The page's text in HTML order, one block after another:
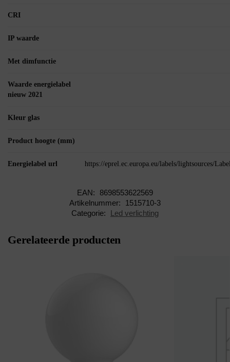
CRI
IP waarde
Met dimfunctie
Waarde energielabel
nieuw 2021
Kleur glas
Product hoogte (mm)
Energielabel url https://eprel.ec.europa.eu/labels/lightsources/
EAN:
8698553622569
Artikelnummer:
1515710-3
Categorie:
Led verlichting
Gerelateerde producten